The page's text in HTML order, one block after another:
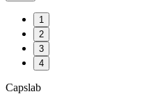
1
2
3
4
Capslab